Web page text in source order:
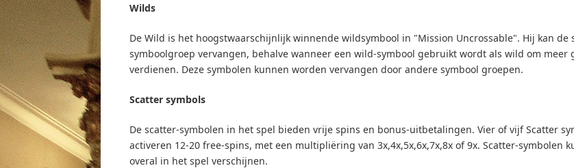
Wilds
De Wild is het hoogstwaarschijnlijk winnende wildsymbool in "Mission Uncrossable". Hij kan de
symboolgroep vervangen, behalve wanneer een wild-symbool gebruikt wordt als wild om meer
verdienen. Deze symbolen kunnen worden vervangen door andere symbool groepen.
Scatter symbols
De scatter-symbolen in het spel bieden vrije spins en bonus-uitbetalingen. Vier of vijf Scatter
activeren 12-20 free-spins, met een multipliëring van 3x,4x,5x,6x,7x,8x of 9x. Scatter-symbolen
overal in het spel verschijnen.